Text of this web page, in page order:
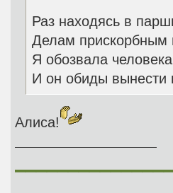
Раз находясь в
Делам прискорбным
Я обозвала
И он обиды вынести
Алиса!